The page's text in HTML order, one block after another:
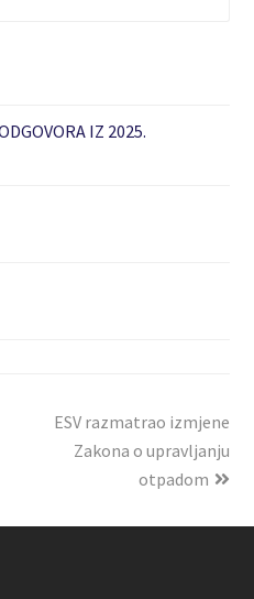
IZ 2025.
ESV razmatrao izmjene
Zakona o upravljanju
otpadom